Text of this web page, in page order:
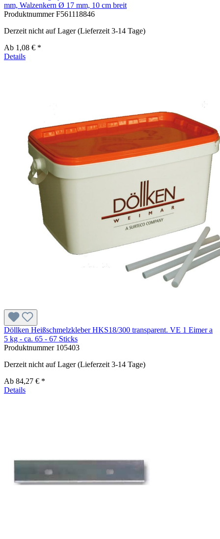
mm, Walzenkern Ø 17 mm, 10 cm breit
ProduktnummerF561118846
Derzeit nicht auf Lager (Lieferzeit 3-14 Tage)
Ab 1,08 € *
Details
Döllken Heißschmelzkleber HKS18/300 transparent. VE 1 Eimer a
5 kg - ca. 65 - 67 Sticks
Produktnummer 105403
Derzeit nicht auf Lager (Lieferzeit 3-14 Tage)
Ab 84,27 € *
Details